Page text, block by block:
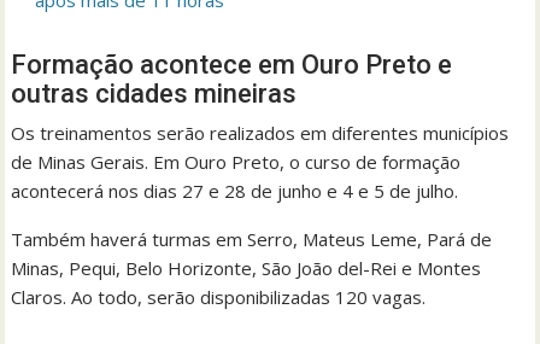
Formação acontece em Ouro Preto e
outras cidades mineiras
Os treinamentos serão realizados em diferentes municípios
de Minas Gerais. Em Ouro Preto, o curso de formação
acontecerá nos dias 27 e 28 de junho e 4 e 5 de julho.
Também haverá turmas em Serro, Mateus Leme, Pará de
Minas, Pequi, Belo Horizonte, São João del-Rei e Montes
Claros. Ao todo, serão disponibilizadas 120 vagas.